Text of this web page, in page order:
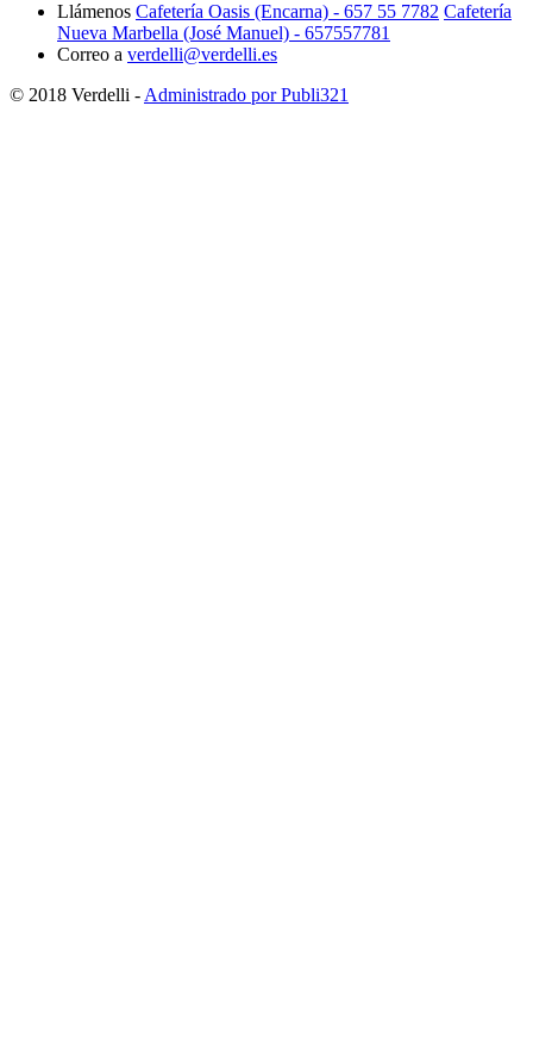
Llámenos Cafetería Oasis (Encarna) - 657 55 7782 Cafetería
Nueva Marbella (José Manuel) - 657557781
Correo a verdelli@verdelli.es
© 2018 Verdelli - Administrado por Publi321